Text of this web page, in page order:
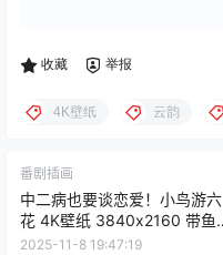
收藏 举报
4K壁纸 云韵
番剧插画
中二病也要谈恋爱！小鸟游六
花 4K壁纸 3840x2160 带鱼
屏壁纸 电脑壁纸
2025-11-8 19:47:19